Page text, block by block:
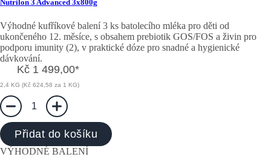
Nutrilon 3 Advanced 3x800g
Výhodné kufříkové balení 3 ks batolecího mléka pro děti od
ukončeného 12. měsíce, s obsahem prebiotik GOS/FOS a živin pro
podporu imunity (2), v praktické dóze pro snadné a hygienické
dávkování.
Kč 1 499,00*
2,4 KG (Kč 624,58 za 1 KG)
1
Přidat do košíku
VÝHODNÉ BALENÍ